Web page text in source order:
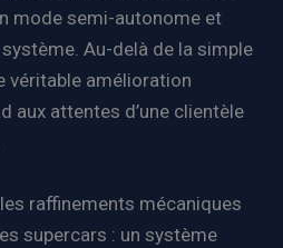
mode semi-autonome et
Au-delà de la simple
véritable amélioration
aux attentes d’une clientèle
raffinements mécaniques
supercars : un système